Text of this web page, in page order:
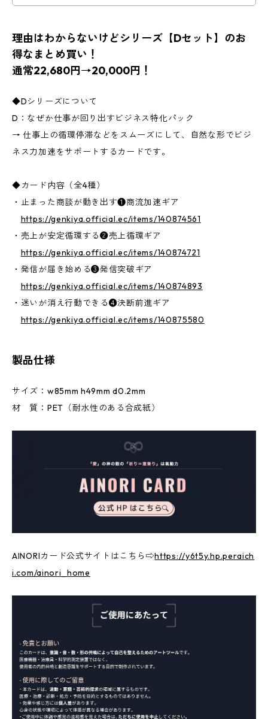
理由はわからないけどシリーズ【Dセット】のお
得なまとめ買い！
通常22,680円→20,000円！
◆Dシリーズについて
D：なぜか仕事が回り出すビジネス特化パック
→ 仕事上の循環停滞などをスムーズにして、自然な形でビジ
ネス力加速をサポートするカードです。
◆カード内容（全4種）
・止まった商談が動き出す❶商流加速ギア
https://genkiya.official.ec/items/140874561
・売上が安定循環する❷売上循環ギア
https://genkiya.official.ec/items/140874721
・発信が届き始める❸発信突破ギア
https://genkiya.official.ec/items/140874893
・迷いが消え行動できる❹決断前進ギア
https://genkiya.official.ec/items/140875580
製品仕様
サイズ：w85mm h49mm d0.2mm
材 質：PET（耐水性のある合成紙）
AINORIカード公式サイトはこちら⇨https://y6t5y.hp.peraich
i.com/ainori_home